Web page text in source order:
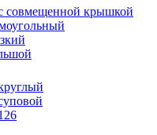
совмещенной крышкой